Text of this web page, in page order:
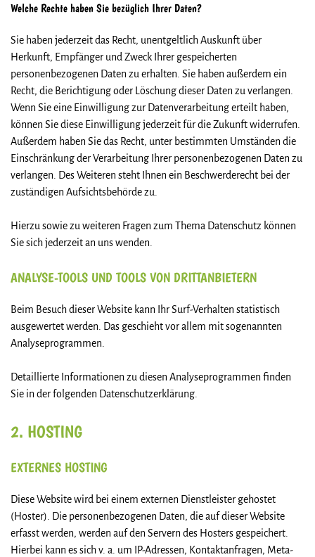
Welche Rechte haben Sie bezüglich Ihrer Daten?
Sie haben jederzeit das Recht, unentgeltlich Auskunft über
Herkunft, Empfänger und Zweck Ihrer gespeicherten
personenbezogenen Daten zu erhalten. Sie haben außerdem ein
Recht, die Berichtigung oder Löschung dieser Daten zu verlangen.
Wenn Sie eine Einwilligung zur Datenverarbeitung erteilt haben,
können Sie diese Einwilligung jederzeit für die Zukunft widerrufen.
Außerdem haben Sie das Recht, unter bestimmten Umständen die
Einschränkung der Verarbeitung Ihrer personenbezogenen Daten zu
verlangen. Des Weiteren steht Ihnen ein Beschwerderecht bei der
zuständigen Aufsichtsbehörde zu.
Hierzu sowie zu weiteren Fragen zum Thema Datenschutz können
Sie sich jederzeit an uns wenden.
ANALYSE-TOOLS UND TOOLS VON DRITT­ANBIETERN
Beim Besuch dieser Website kann Ihr Surf-Verhalten statistisch
ausgewertet werden. Das geschieht vor allem mit sogenannten
Analyseprogrammen.
Detaillierte Informationen zu diesen Analyseprogrammen finden
Sie in der folgenden Datenschutzerklärung.
2. HOSTING
EXTERNES HOSTING
Diese Website wird bei einem externen Dienstleister gehostet
(Hoster). Die personenbezogenen Daten, die auf dieser Website
erfasst werden, werden auf den Servern des Hosters gespeichert.
Hierbei kann es sich v. a. um IP-Adressen, Kontaktanfragen, Meta-